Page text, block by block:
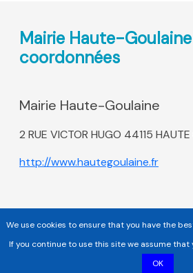
Mairie Haute-
coordonnées
Mairie Haute-Goulaine
2 RUE VICTOR HUGO 44115
http://www.hautegoulaine.fr
We use cookies to ensure that you have the
If you continue to use this site we assume that
OK